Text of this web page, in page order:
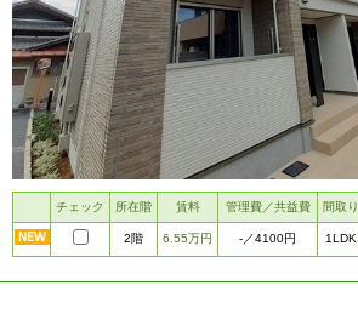
チェック 所在階 賃料 管理費／共益費 間取り
2階 6.55万円 -／4100円 1LDK